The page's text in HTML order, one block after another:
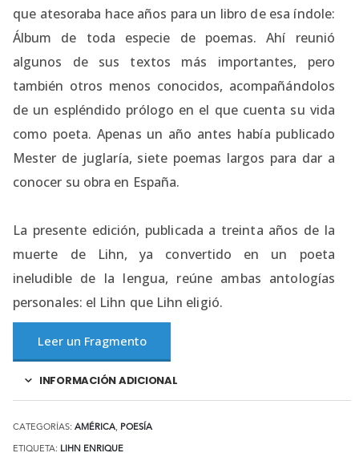
que atesoraba hace años para un libro de esa índole:
Álbum de toda especie de poemas. Ahí reunió
algunos de sus textos más importantes, pero
también otros menos conocidos, acompañándolos
de un espléndido prólogo en el que cuenta su vida
como poeta. Apenas un año antes había publicado
Mester de juglaría, siete poemas largos para dar a
conocer su obra en España.
La presente edición, publicada a treinta años de la
muerte de Lihn, ya convertido en un poeta
ineludible de la lengua, reúne ambas antologías
personales: el Lihn que Lihn eligió.
Leer un Fragmento
INFORMACIÓN ADICIONAL
CATEGORÍAS: AMÉRICA, POESÍA
ETIQUETA: LIHN ENRIQUE